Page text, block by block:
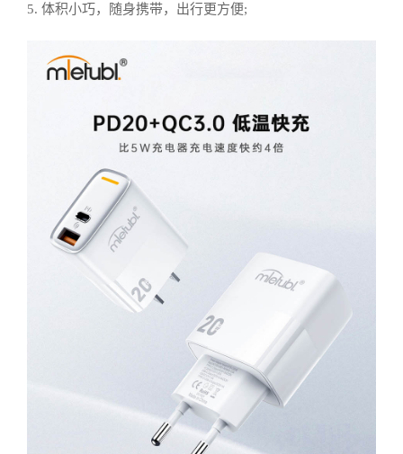
5. 体积小巧，随身携带，出行更方便;